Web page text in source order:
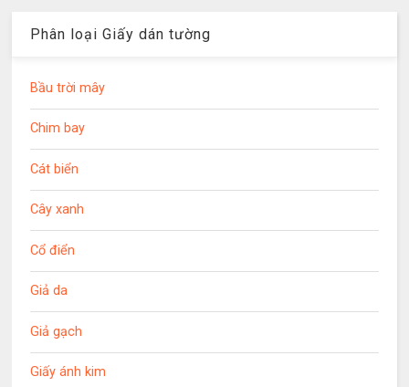
Phân loại Giấy dán tường
Bầu trời mây
Chim bay
Cát biển
Cây xanh
Cổ điển
Giả da
Giả gạch
Giấy ánh kim